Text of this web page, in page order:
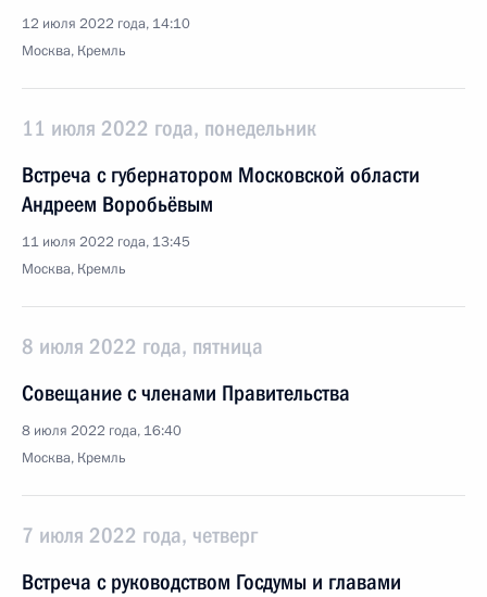
12 июля 2022 года, 14:10
Москва, Кремль
11 июля 2022 года, понедельник
Встреча с губернатором Московской области
Андреем Воробьёвым
11 июля 2022 года, 13:45
Москва, Кремль
8 июля 2022 года, пятница
Совещание с членами Правительства
8 июля 2022 года, 16:40
Москва, Кремль
7 июля 2022 года, четверг
Встреча с руководством Госдумы и главами